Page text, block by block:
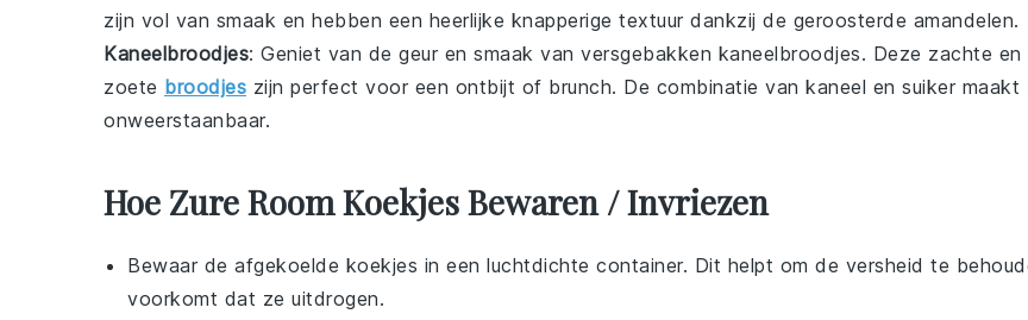
zijn vol van smaak en hebben een heerlijke knapperige textuur dankzij de geroosterde amandelen.
Kaneelbroodjes: Geniet van de geur en smaak van versgebakken kaneelbroodjes. Deze zachte en
zoete broodjes zijn perfect voor een ontbijt of brunch. De combinatie van kaneel en suiker maakt
onweerstaanbaar.
Hoe Zure Room Koekjes Bewaren / Invriezen
Bewaar de afgekoelde koekjes in een luchtdichte container. Dit helpt om de versheid te
voorkomt dat ze uitdrogen.